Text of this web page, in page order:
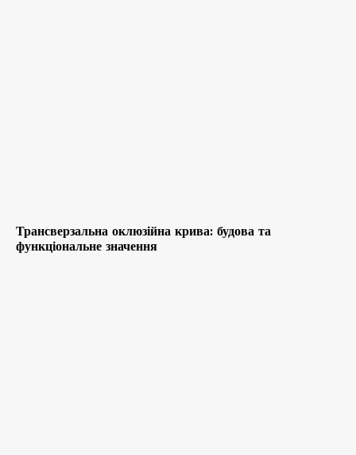
Трансверзальна оклюзійна крива: будова та
функціональне значення